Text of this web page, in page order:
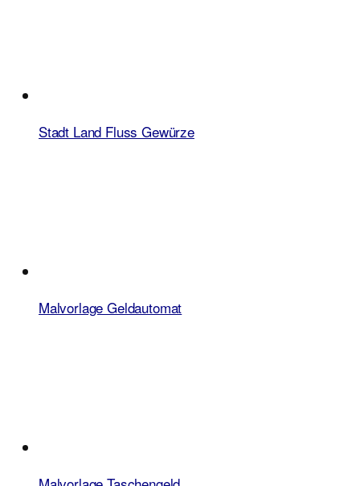
Stadt Land Fluss Gewürze
Malvorlage Geldautomat